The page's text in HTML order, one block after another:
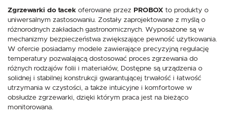
Zgrzewarki do tacek oferowane przez PROBOX to produkty o
uniwersalnym zastosowaniu. Zostały zaprojektowane z myślą o
różnorodnych zakładach gastronomicznych. Wyposażone są w
mechanizmy bezpieczeństwa zwiększające pewność użytkowania.
W ofercie posiadamy modele zawierające precyzyjną regulację
temperatury pozwalającą dostosować proces zgrzewania do
różnych rodzajów folii i materiałów, Dostępne są urządzenia o
solidnej i stabilnej konstrukcji gwarantującej trwałość i łatwość
utrzymania w czystości, a także intuicyjne i komfortowe w
obsłudze zgrzewarki, dzięki którym praca jest na bieżąco
monitorowana.
Niezbędne pliki cookies służą do prawidłowego funkcjonowania strony
korzystanie z oferowanych przez nas usług.
Pliki cookies odpowiadają na podejmowane przez Ciebie działania w celu m.in.
prywatności, logowania czy wypełniania formularzy. Dzięki plikom cookies
zakłóceń.
Funkcjonalne i personalizacyjne
Tego typu pliki cookies umożliwiają stronie internetowej zapamiętanie
personalizację określonych funkcjonalności czy prezentowanych treści.
Dzięki tym plikom cookies możemy zapewnić Ci większy komfort korzystania z
dopasowanie jej do Twoich indywidualnych preferencji. Wyrażenie zgody na
Polski złoty (PLN)
ZAPISZ